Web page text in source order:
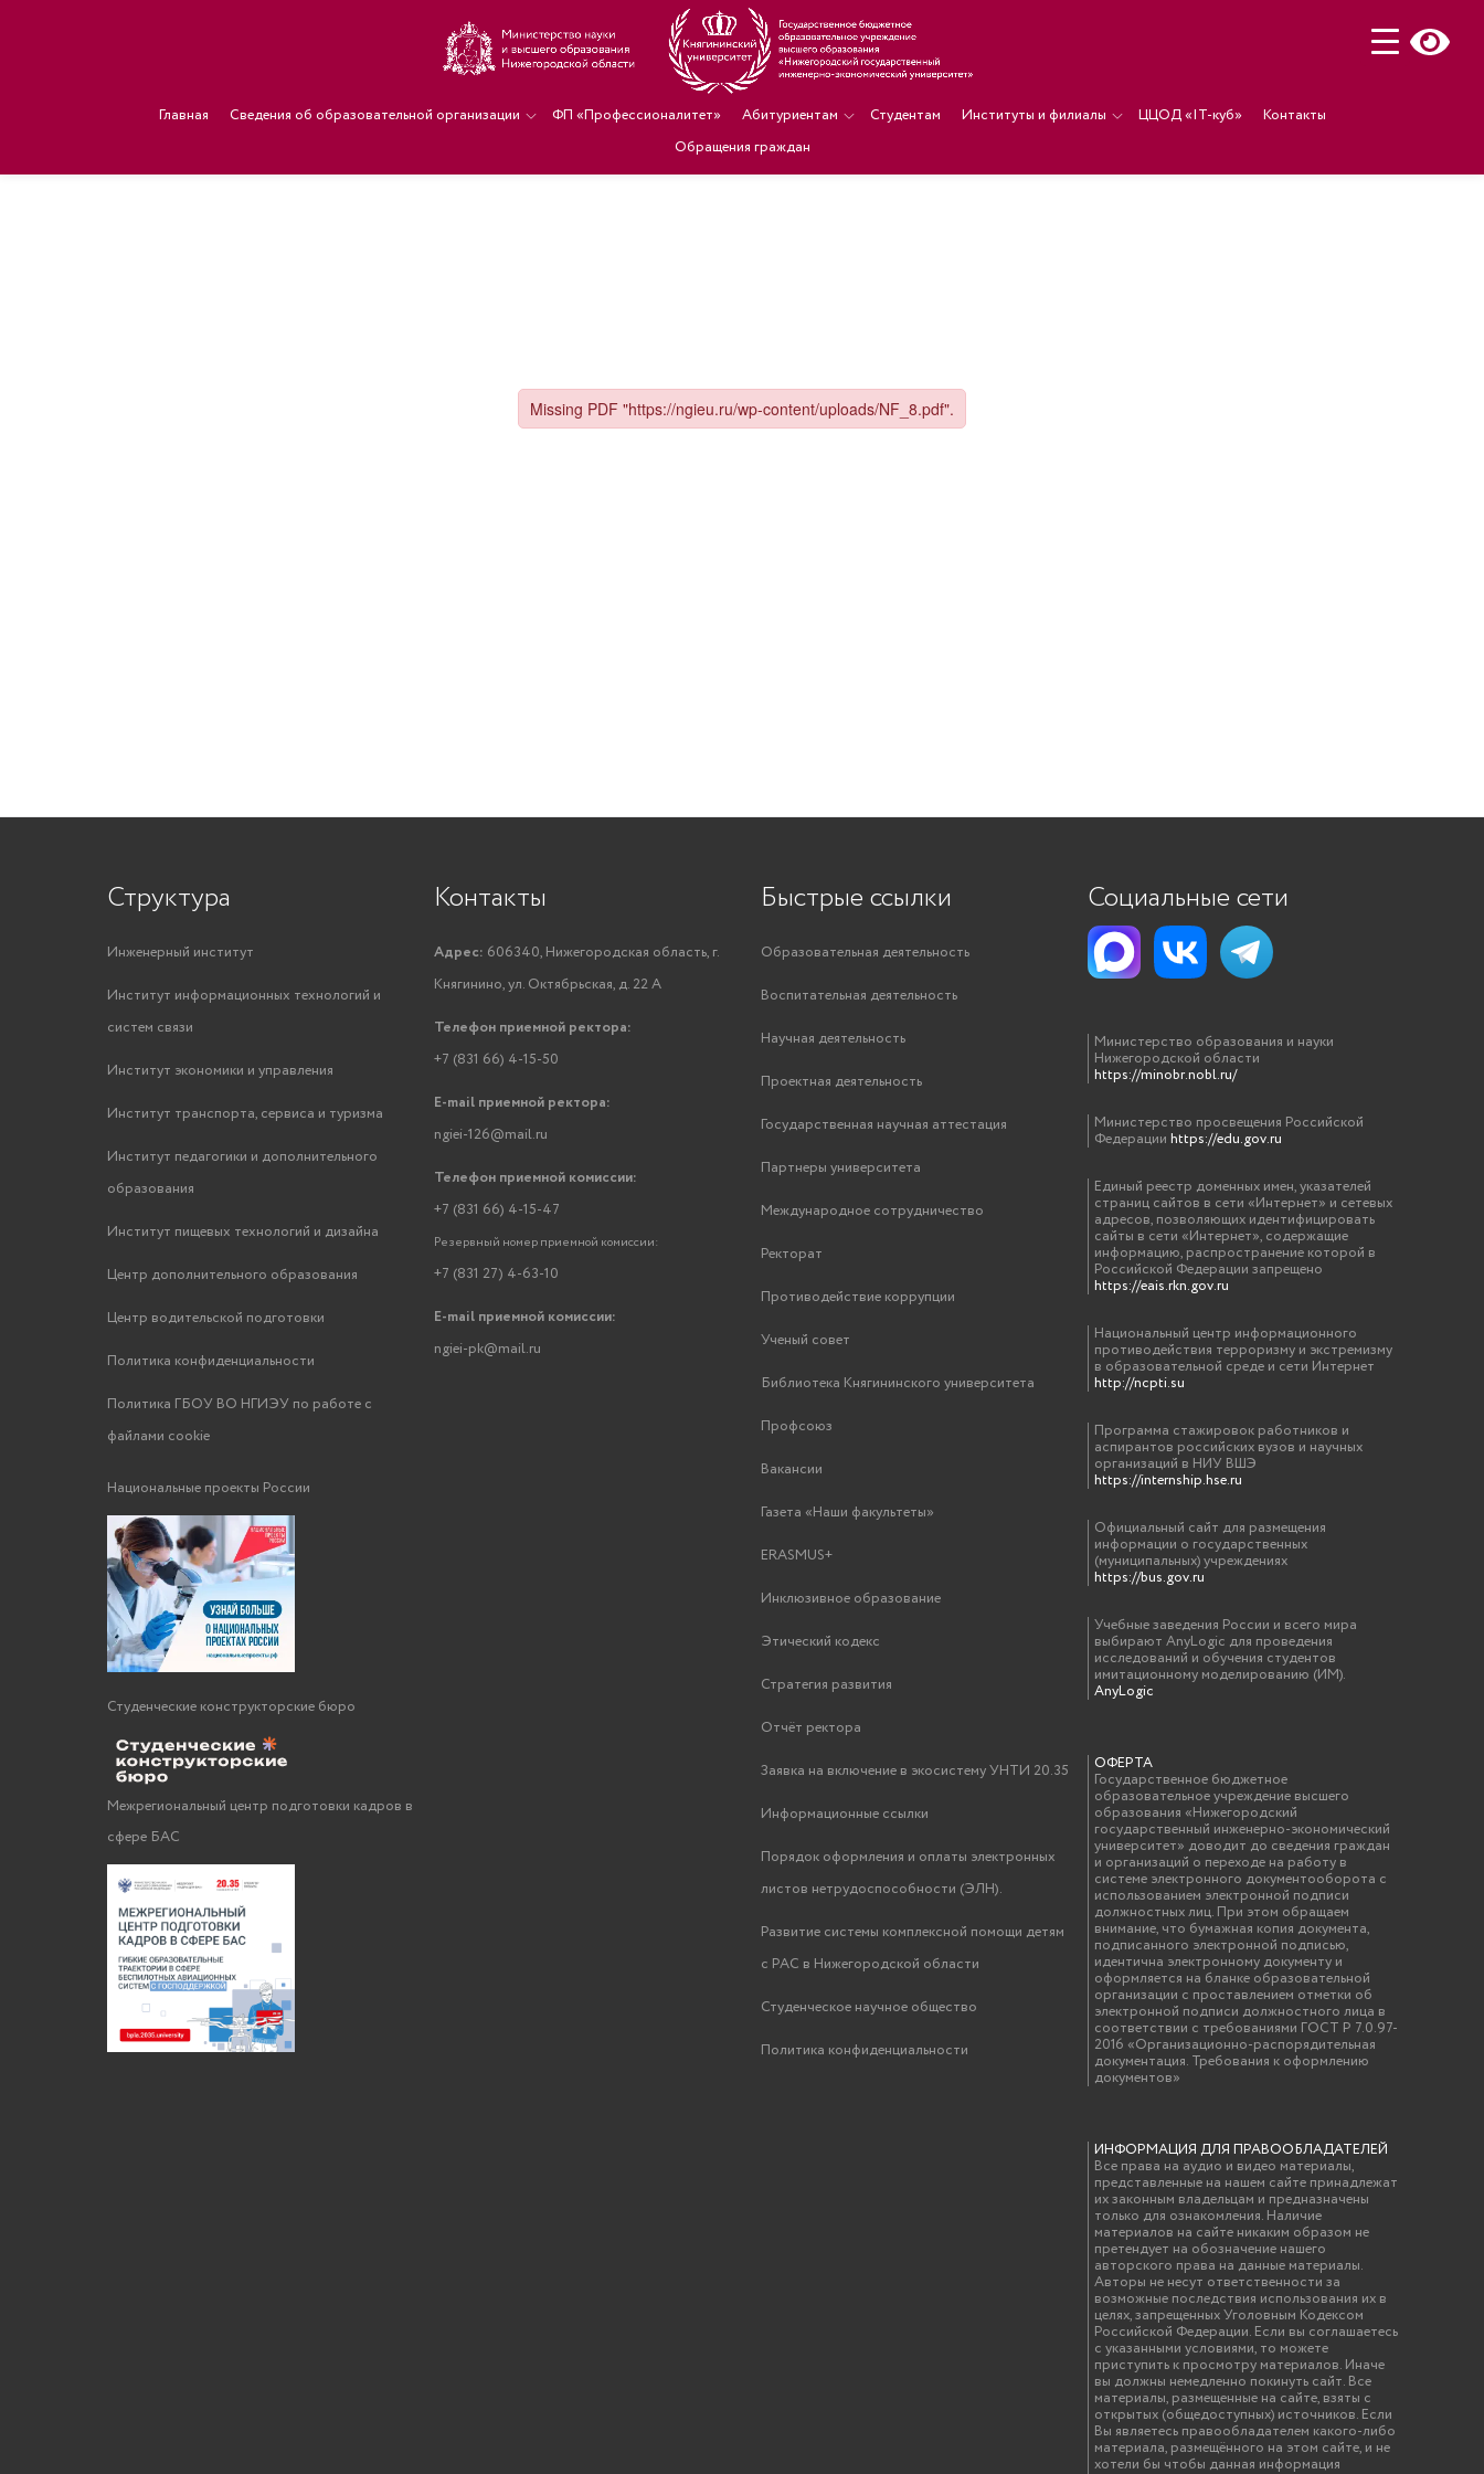
Главная Сведения об образовательной организации ФП «Профессионалитет» Абитуриентам Студентам Институты и филиалы ЦЦОД «IT-куб»
Контакты
Обращения граждан
Структура
Инженерный институт
Институт информационных технологий и
систем связи
Институт экономики и управления
Институт транспорта, сервиса и туризма
Институт педагогики и дополнительного
образования
Институт пищевых технологий и дизайна
Центр дополнительного образования
Центр водительской подготовки
Политика конфиденциальности
Политика ГБОУ ВО НГИЭУ по работе с
файлами cookie
Национальные проекты России
Студенческие конструкторские бюро
Межрегиональный центр подготовки кадров в
сфере БАС
Контакты
Адрес: 606340, Нижегородская область, г.
Княгинино, ул. Октябрьская, д. 22 А
Телефон приемной ректора:
+7 (831 66) 4-15-50
E-mail приемной ректора:
ngiei-126@mail.ru
Телефон приемной комиссии:
+7 (831 66) 4-15-47
Резервный номер приемной комиссии:
+7 (831 27) 4-63-10
E-mail приемной комиссии:
ngiei-pk@mail.ru
Быстрые ссылки
Образовательная деятельность
Воспитательная деятельность
Научная деятельность
Проектная деятельность
Государственная научная аттестация
Партнеры университета
Международное сотрудничество
Ректорат
Противодействие коррупции
Ученый совет
Библиотека Княгининского университета
Профсоюз
Вакансии
Газета «Наши факультеты»
ERASMUS+
Инклюзивное образование
Этический кодекс
Стратегия развития
Отчёт ректора
Заявка на включение в экосистему УНТИ 20.35
Информационные ссылки
Порядок оформления и оплаты электронных
листов нетрудоспособности (ЭЛН).
Развитие системы комплексной помощи детям
с РАС в Нижегородской области
Студенческое научное общество
Политика конфиденциальности
Социальные сети
Министерство образования и науки
Нижегородской области
https://minobr.nobl.ru/
Министерство просвещения Российской
Федерации https://edu.gov.ru
Единый реестр доменных имен, указателей
страниц сайтов в сети «Интернет» и сетевых
адресов, позволяющих идентифицировать
сайты в сети «Интернет», содержащие
информацию, распространение которой в
Российской Федерации запрещено
https://eais.rkn.gov.ru
Национальный центр информационного
противодействия терроризму и экстремизму
в образовательной среде и сети Интернет
http://ncpti.su
Программа стажировок работников и
аспирантов российских вузов и научных
организаций в НИУ ВШЭ
https://internship.hse.ru
Официальный сайт для размещения
информации о государственных
(муниципальных) учреждениях
https://bus.gov.ru
Учебные заведения России и всего мира
выбирают AnyLogic для проведения
исследований и обучения студентов
имитационному моделированию (ИМ).
AnyLogic
ОФЕРТА
Государственное бюджетное
образовательное учреждение высшего
образования «Нижегородский
государственный инженерно-экономический
университет» доводит до сведения граждан
и организаций о переходе на работу в
системе электронного документооборота с
использованием электронной подписи
должностных лиц. При этом обращаем
внимание, что бумажная копия документа,
подписанного электронной подписью,
идентична электронному документу и
оформляется на бланке образовательной
организации с проставлением отметки об
электронной подписи должностного лица в
соответствии с требованиями ГОСТ Р 7.0.97-
2016 «Организационно-распорядительная
документация. Требования к оформлению
документов»
ИНФОРМАЦИЯ ДЛЯ ПРАВООБЛАДАТЕЛЕЙ
Все права на аудио и видео материалы,
представленные на нашем сайте принадлежат
их законным владельцам и предназначены
только для ознакомления. Наличие
материалов на сайте никаким образом не
претендует на обозначение нашего
авторского права на данные материалы.
Авторы не несут ответственности за
возможные последствия использования их в
целях, запрещенных Уголовным Кодексом
Российской Федерации. Если вы соглашаетесь
с указанными условиями, то можете
приступить к просмотру материалов. Иначе
вы должны немедленно покинуть сайт. Все
материалы, размещенные на сайте, взяты с
открытых (общедоступных) источников. Если
Вы являетесь правообладателем какого-либо
материала, размещённого на этом сайте, и не
хотели бы чтобы данная информация